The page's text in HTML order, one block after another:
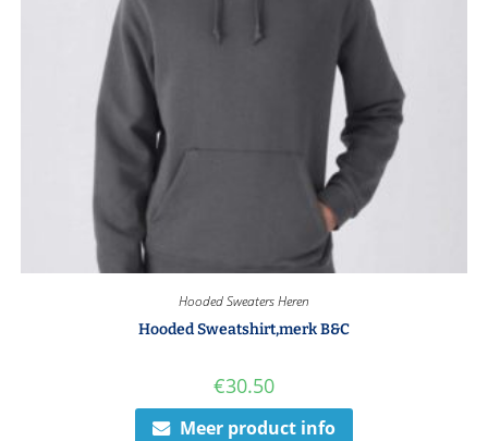
Hooded Sweaters Heren
Hooded Sweatshirt,merk B&C
€30.50
Meer product info